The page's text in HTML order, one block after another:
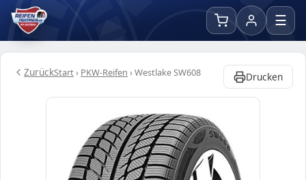
☰
ZurückStart› PKW-Reifen ›Westlake SW608 Drucken